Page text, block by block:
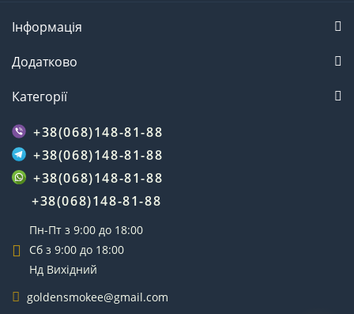
Інформація
Додатково
Категорії
+38(068)148-81-88
+38(068)148-81-88
+38(068)148-81-88
+38(068)148-81-88
Пн-Пт з 9:00 до 18:00
Сб з 9:00 до 18:00
Нд Вихідний
goldensmokee@gmail.com